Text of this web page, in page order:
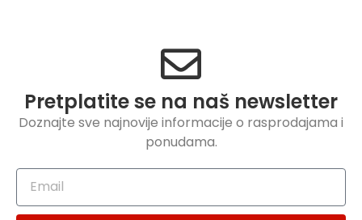
Pretplatite se na naš newsletter
Doznajte sve najnovije informacije o rasprodajama i
ponudama.